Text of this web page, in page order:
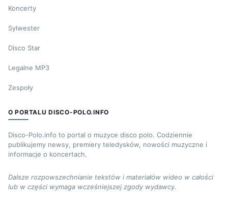
Koncerty
Sylwester
Disco Star
Legalne MP3
Zespoły
O PORTALU DISCO-POLO.INFO
Disco-Polo.info to portal o muzyce disco polo. Codziennie
publikujemy newsy, premiery teledysków, nowości muzyczne i
informacje o koncertach.
Dalsze rozpowszechnianie tekstów i materiałów wideo w całości
lub w części wymaga wcześniejszej zgody wydawcy.